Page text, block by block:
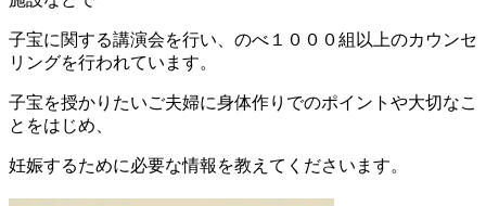
子宝に関する講演会を行い、のべ１０００組以上のカウンセ
リングを行われています。
子宝を授かりたいご夫婦に身体作りでのポイントや大切なこ
とをはじめ、
妊娠するために必要な情報を教えてくださいます。